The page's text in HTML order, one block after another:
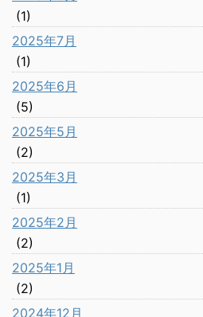
(1)
2025年7月
(1)
2025年6月
(5)
2025年5月
(2)
2025年3月
(1)
2025年2月
(2)
2025年1月
(2)
2024年12月